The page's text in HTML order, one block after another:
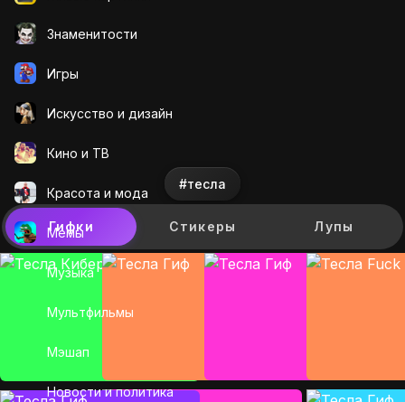
Знаменитости
Игры
Искусcтво и дизайн
Кино и ТВ
Красота и мода
Мемы
Музыка
Мультфильмы
Мэшап
Новости и политика
#тесла
Гифки Стикеры Лупы